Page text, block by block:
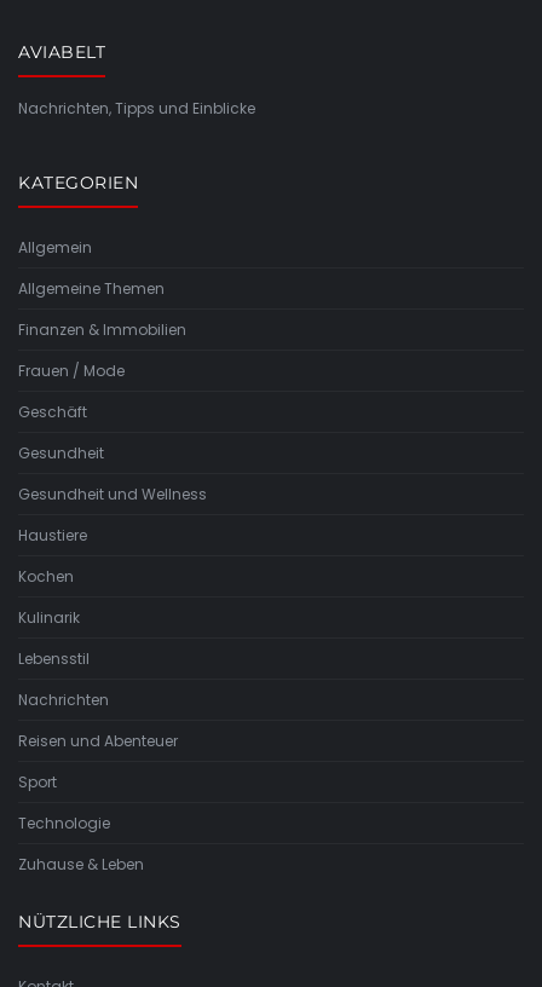
AVIABELT
Nachrichten, Tipps und Einblicke
KATEGORIEN
Allgemein
Allgemeine Themen
Finanzen & Immobilien
Frauen / Mode
Geschäft
Gesundheit
Gesundheit und Wellness
Haustiere
Kochen
Kulinarik
Lebensstil
Nachrichten
Reisen und Abenteuer
Sport
Technologie
Zuhause & Leben
NÜTZLICHE LINKS